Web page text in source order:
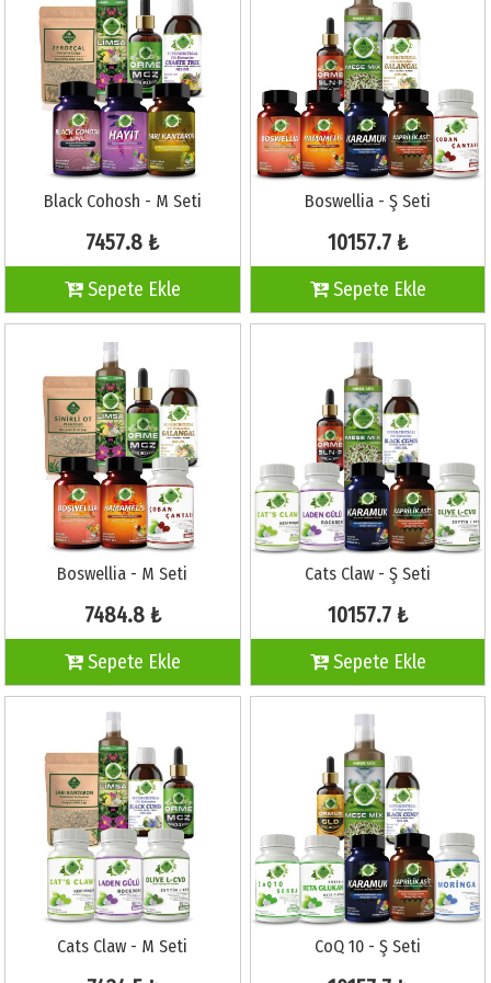
Black Cohosh - M Seti
7457.8 ₺
Sepete Ekle
Boswellia - Ş Seti
10157.7 ₺
Sepete Ekle
Boswellia - M Seti
7484.8 ₺
Sepete Ekle
Cats Claw - Ş Seti
10157.7 ₺
Sepete Ekle
Cats Claw - M Seti CoQ 10 - Ş Seti